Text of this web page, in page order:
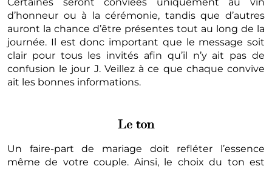
d’honneur ou à la cérémonie, tandis que d’autres
auront la chance d’être présentes tout au long de la
journée. Il est donc important que le message soit
clair pour tous les invités afin qu’il n’y ait pas de
confusion le jour J. Veillez à ce que chaque convive
ait les bonnes informations.
Le ton
Un faire-part de mariage doit refléter l’essence
même de votre couple. Ainsi, le choix du ton est